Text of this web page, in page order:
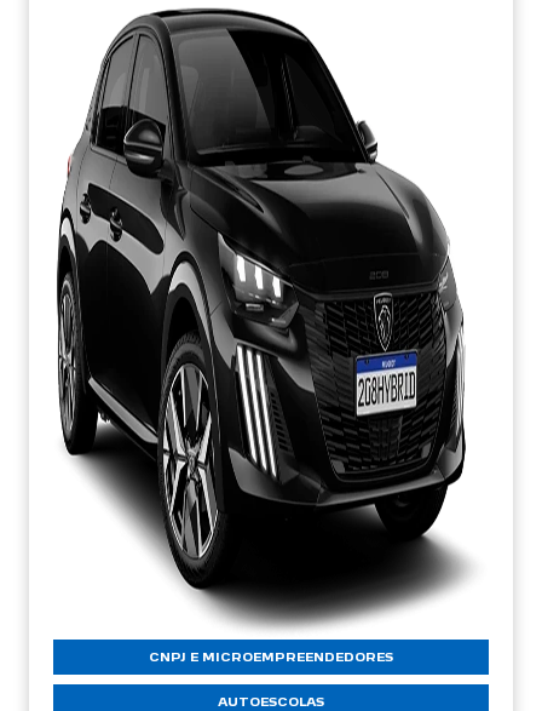
CNPJ E MICROEMPREENDEDORES
AUTOESCOLAS